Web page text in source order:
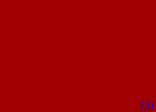
(3)